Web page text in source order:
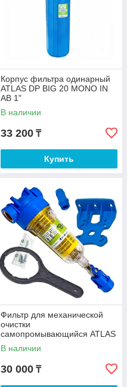
Корпус фильтра одинарный
ATLAS DP BIG 20 MONO IN
AB 1"
В наличии
33 200 ₸
Купить
Фильтр для механической
очистки
самопромывающийся ATLAS
HYDRA RLH 90 микрон ½"
В наличии
30 000 ₸